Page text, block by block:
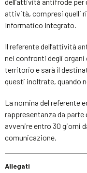
attività, compresi quelli
Informatico Integrato.
Il referente dell’attività
nei confronti degli organi
territorio e sarà il
questi inoltrate, quando
La nomina del referente
rappresentanza da
avvenire entro 30 giorni
comunicazione.
Allegati